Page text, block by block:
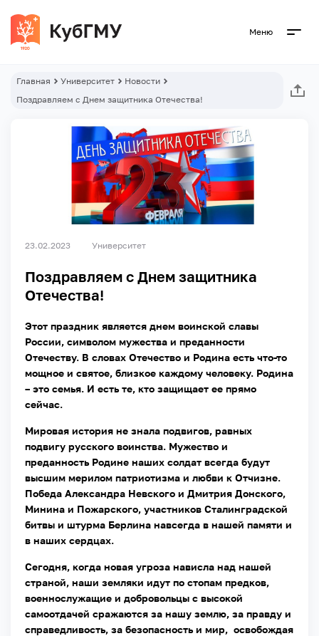
Меню
Главная Университет
Новости
Поздравляем с Днем защитника Отечества!
23.02.2023 Университет
Поздравляем с Днем защитника
Отечества!
Этот праздник является днем воинской славы
России, символом мужества и преданности
Отечеству. В словах Отечество и Родина есть что-то
мощное и святое, близкое каждому человеку. Родина
– это семья. И есть те, кто защищает ее прямо
сейчас.
Мировая история не знала подвигов, равных
подвигу русского воинства. Мужество и
преданность Родине наших солдат всегда будут
высшим мерилом патриотизма и любви к Отчизне.
Победа Александра Невского и Дмитрия Донского,
Минина и Пожарского, участников Сталинградской
битвы и штурма Берлина навсегда в нашей памяти и
в наших сердцах.
Сегодня, когда новая угроза нависла над нашей
страной, наши земляки идут по стопам предков,
военнослужащие и добровольцы с высокой
самоотдачей сражаются за нашу землю, за правду и
справедливость, за безопасность и мир, освобождая